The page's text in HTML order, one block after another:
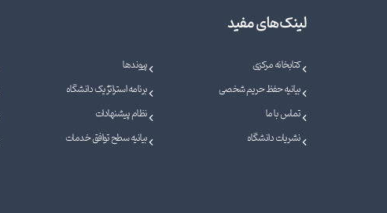
لینک‌های مفید
کتابخانه مرکزی پیوندها
بیانیه حفظ حریم شخصی
برنامه استراتژیک دانشگاه
تماس با ما
نظام پیشنهادات
نشریات دانشگاه
بیانیه سطح توافق خدمات